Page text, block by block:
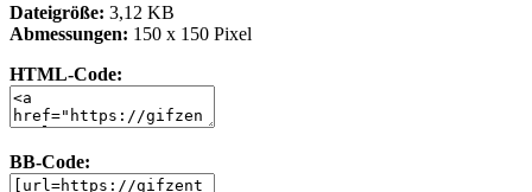
Dateigröße: 3,12 KB
Abmessungen: 150 x 150 Pixel
HTML-Code:
BB-Code: